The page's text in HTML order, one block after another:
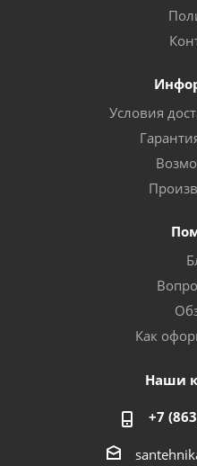
Условия
Как
Наши
+7